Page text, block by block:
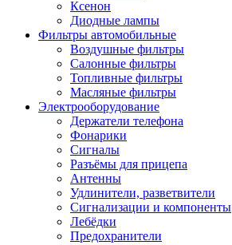
Ксенон
Диодные лампы
Фильтры автомобильные
Воздушные фильтры
Салонные фильтры
Топливные фильтры
Масляные фильтры
Электрооборудование
Держатели телефона
Фонарики
Сигналы
Разъёмы для прицепа
Антенны
Удлинители, разветвители
Сигнализации и компоненты
Лебёдки
Предохранители